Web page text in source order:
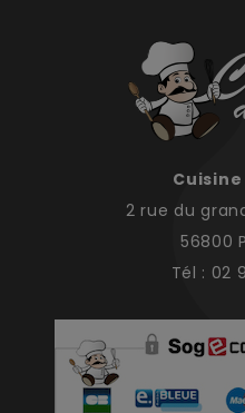
2 rue du
56800
Tél : 02